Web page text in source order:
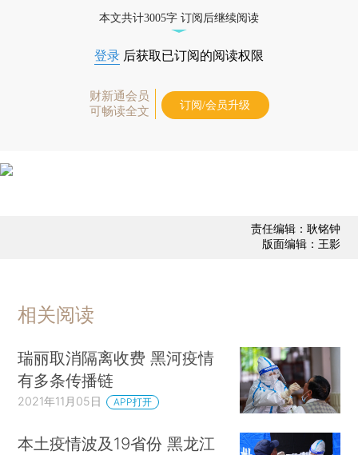
本文共计3005字 订阅后继续阅读
登录 后获取已订阅的阅读权限
财新通会员
可畅读全文
订阅/会员升级
责任编辑：耿铭钟
版面编辑：王影
相关阅读
瑞丽取消隔离收费 黑河疫情
有多条传播链
2021年11月05日 APP打开
本土疫情波及19省份 黑龙江